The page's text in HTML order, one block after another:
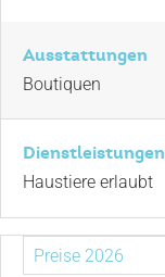
Ausstattungen
Boutiquen
Dienstleistungen
Haustiere erlaubt